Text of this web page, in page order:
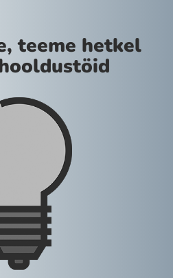
teeme hetkel